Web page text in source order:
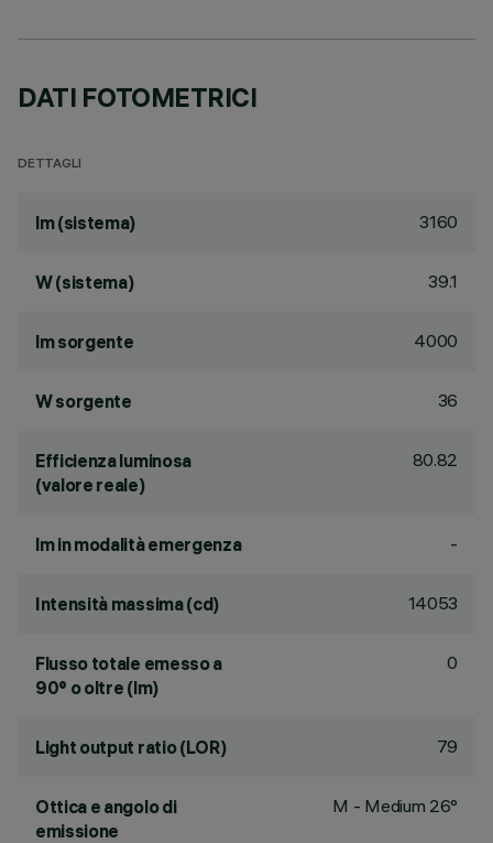
DATI FOTOMETRICI
DETTAGLI
lm (sistema) 3160
W (sistema) 39.1
lm sorgente 4000
W sorgente 36
Efficienza luminosa
(valore reale)
80.82
lm in modalità emergenza -
Intensità massima (cd) 14053
Flusso totale emesso a
90° o oltre (lm)
0
Light output ratio (LOR) 79
Ottica e angolo di
emissione
M - Medium 26°